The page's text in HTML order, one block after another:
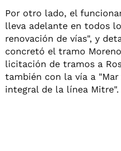
Por otro lado, el
lleva adelante en todos
renovación de vías", y
concretó el tramo
licitación de tramos a
también con la vía a
integral de la línea Mitre".